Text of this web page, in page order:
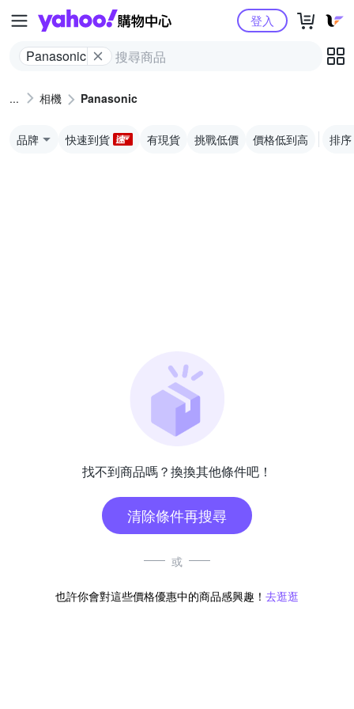
Yahoo購物中心
Panasonic
登入
相機 Panasonic
品牌 快速到貨 有現貨 挑戰低價 價格低到高 排序
找不到商品嗎？換換其他條件吧！
清除條件再搜尋
或
也許你會對這些價格優惠中的商品感興趣！ 去逛逛